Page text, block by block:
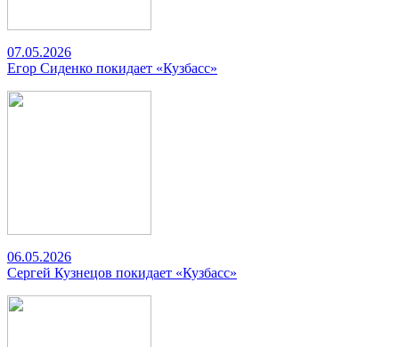
07.05.2026
Егор Сиденко покидает «Кузбасс»
06.05.2026
Сергей Кузнецов покидает «Кузбасс»